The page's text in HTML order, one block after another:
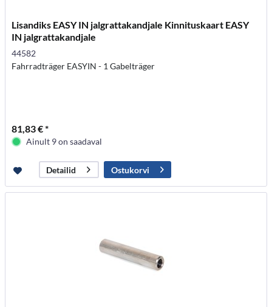
Lisandiks EASY IN jalgrattakandjale Kinnituskaart EASY
IN jalgrattakandjale
44582
Fahrradträger EASYIN - 1 Gabelträger
81,83 € *
Ainult 9 on saadaval
Detailid Ostukorvi